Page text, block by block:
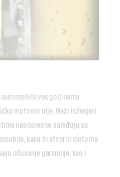
već godinama
motorno ulje. Naši inženjeri
neposredno sarađuju sa
kako bi stvorili motorna
očuvanje garancije, kao i